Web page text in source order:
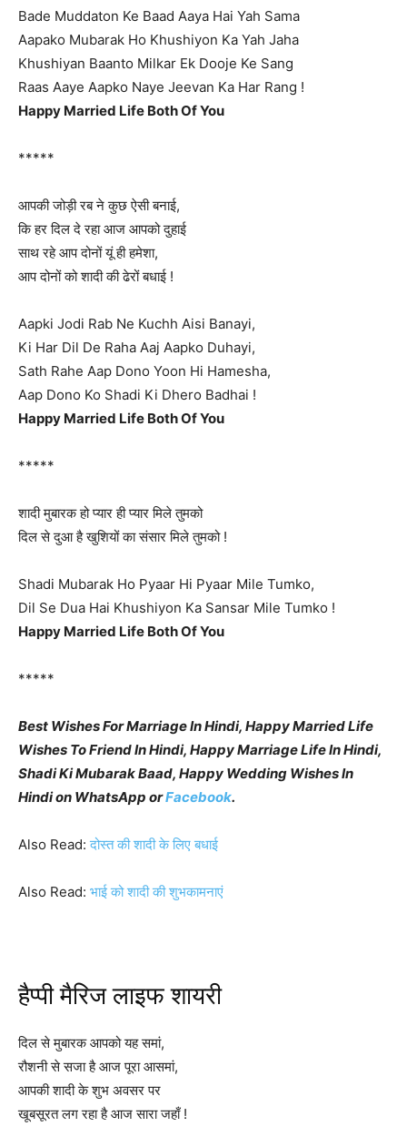
Bade Muddaton Ke Baad Aaya Hai Yah Sama
Aapako Mubarak Ho Khushiyon Ka Yah Jaha
Khushiyan Baanto Milkar Ek Dooje Ke Sang
Raas Aaye Aapko Naye Jeevan Ka Har Rang !
Happy Married Life Both Of You
*****
आपकी जोड़ी रब ने कुछ ऐसी बनाई,
कि हर दिल दे रहा आज आपको दुहाई
साथ रहे आप दोनों यूं ही हमेशा,
आप दोनों को शादी की ढेरों बधाई !
Aapki Jodi Rab Ne Kuchh Aisi Banayi,
Ki Har Dil De Raha Aaj Aapko Duhayi,
Sath Rahe Aap Dono Yoon Hi Hamesha,
Aap Dono Ko Shadi Ki Dhero Badhai !
Happy Married Life Both Of You
*****
शादी मुबारक हो प्यार ही प्यार मिले तुमको
दिल से दुआ है खुशियों का संसार मिले तुमको !
Shadi Mubarak Ho Pyaar Hi Pyaar Mile Tumko,
Dil Se Dua Hai Khushiyon Ka Sansar Mile Tumko !
Happy Married Life Both Of You
*****
Best Wishes For Marriage In Hindi, Happy Married Life
Wishes To Friend In Hindi, Happy Marriage Life In Hindi,
Shadi Ki Mubarak Baad, Happy Wedding Wishes In
Hindi on WhatsApp orFacebook.
Also Read:दोस्त की शादी के लिए बधाई
Also Read: भाई को शादी की शुभकामनाएं
हैप्पी मैरिज लाइफ शायरी
दिल से मुबारक आपको यह समां,
रौशनी से सजा है आज पूरा आसमां,
आपकी शादी के शुभ अवसर पर
खूबसूरत लग रहा है आज सारा जहाँ !